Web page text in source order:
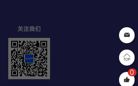
关注我们
0